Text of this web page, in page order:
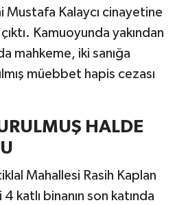
Mustafa Kalaycı cinayetine
Kamuoyunda yakından
mahkeme, iki sanığa
müebbet hapis cezası
HALDE
Mahallesi Rasih Kaplan
katlı binanın son katında